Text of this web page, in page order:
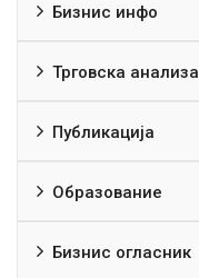
Бизнис инфо
Трговска анализа
Публикација
Образование
Бизнис огласник